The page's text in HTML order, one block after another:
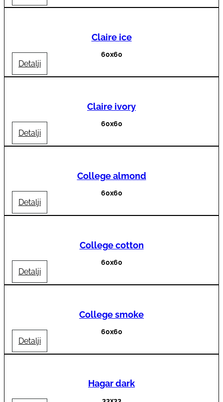
Claire ice
60x60
Detalji
Claire ivory
60x60
Detalji
College almond
60x60
Detalji
College cotton
60x60
Detalji
College smoke
60x60
Detalji
Hagar dark